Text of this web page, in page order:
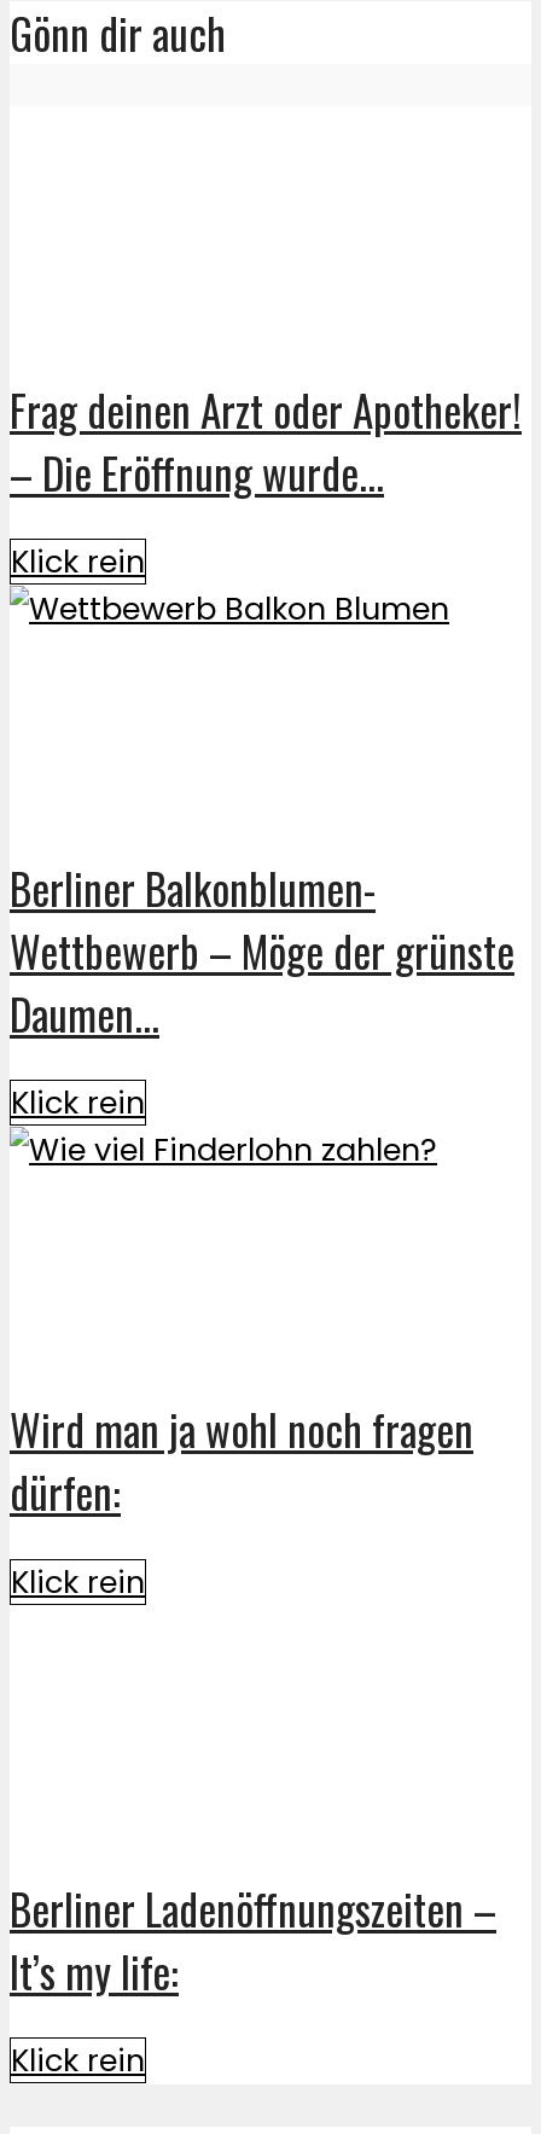
Gönn dir auch
Frag deinen Arzt oder Apotheker!
– Die Eröffnung wurde...
Klick rein
Berliner Balkonblumen-
Wettbewerb – Möge der grünste
Daumen...
Klick rein
Wird man ja wohl noch fragen
dürfen:
Klick rein
Berliner Ladenöffnungszeiten –
It’s my life:
Klick rein